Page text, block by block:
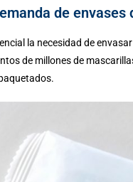
de envases
la necesidad de
de millones de